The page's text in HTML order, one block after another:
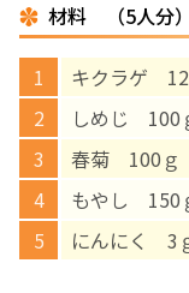
材料 （5人分）
キクラゲ
しめじ 100
春菊 100ｇ
もやし 150
にんにく 3
‘さんル
遠方にお住ま